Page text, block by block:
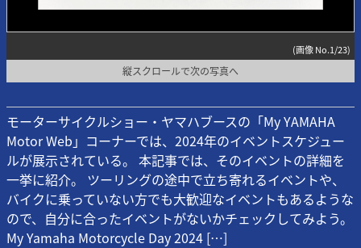
(画像 No.1/23)
縦スクロールで次の写真へ
モーターサイクルショー・ヤマハブースの「My YAMAHA
Motor Web」コーナーでは、2024年のイベントスケジュー
ルが展示されている。 本記事では、そのイベントの詳細を
一挙に紹介。 ツーリングの途中で立ち寄れるイベントや、
バイクに乗っていない方でも大歓迎なイベントもあるような
ので、自分に合ったイベントがないかチェックしてみよう。
My Yamaha Motorcycle Day 2024 […]